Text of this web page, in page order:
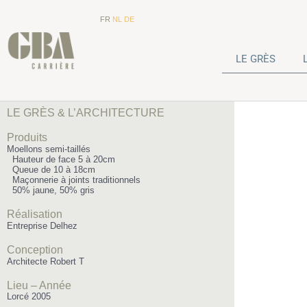
FR NL DE
LE GRÈS
LE GRÈS & L’ARCHITECTURE
Produits
Moellons semi-taillés
Hauteur de face 5 à 20cm
Queue de 10 à 18cm
Maçonnerie à joints traditionnels
50% jaune, 50% gris
Réalisation
Entreprise Delhez
Conception
Architecte Robert T
Lieu – Année
Lorcé 2005